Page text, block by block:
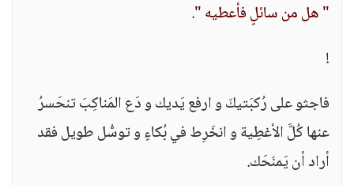
" هل من سائلٍ فأعطيه ".
!
فاجثو على رُكبَتيكَ و ارفع يَديك و دَع المَناكِبَ تنحَسرُ
عنها كُلَّ الأغطِية و انخَرِط في بُكاءٍ و توسُّل طويل فقد
أراد أن يَمنَحَك.